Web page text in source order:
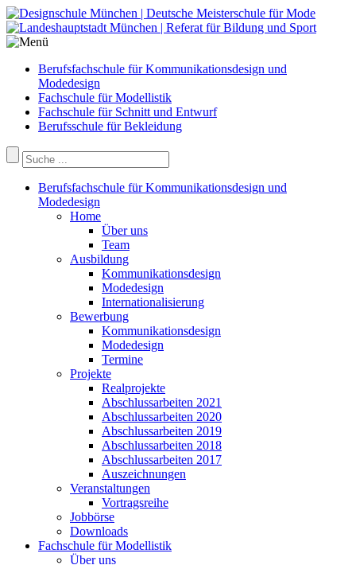
Berufsfachschule für Kommunikationsdesign und
Modedesign
Fachschule für Modellistik
Fachschule für Schnitt und Entwurf
Berufsschule für Bekleidung
Berufsfachschule für Kommunikationsdesign und
Modedesign
Home
Über uns
Team
Ausbildung
Kommunikationsdesign
Modedesign
Internationalisierung
Bewerbung
Kommunikationsdesign
Modedesign
Termine
Projekte
Realprojekte
Abschlussarbeiten 2021
Abschlussarbeiten 2020
Abschlussarbeiten 2019
Abschlussarbeiten 2018
Abschlussarbeiten 2017
Auszeichnungen
Veranstaltungen
Vortragsreihe
Jobbörse
Downloads
Fachschule für Modellistik
Über uns